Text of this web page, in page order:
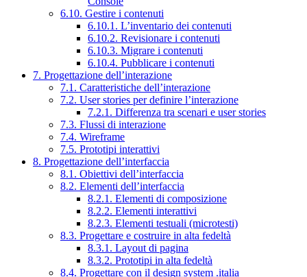
6.10. Gestire i contenuti
6.10.1. L’inventario dei contenuti
6.10.2. Revisionare i contenuti
6.10.3. Migrare i contenuti
6.10.4. Pubblicare i contenuti
7. Progettazione dell’interazione
7.1. Caratteristiche dell’interazione
7.2. User stories per definire l’interazione
7.2.1. Differenza tra scenari e user stories
7.3. Flussi di interazione
7.4. Wireframe
7.5. Prototipi interattivi
8. Progettazione dell’interfaccia
8.1. Obiettivi dell’interfaccia
8.2. Elementi dell’interfaccia
8.2.1. Elementi di composizione
8.2.2. Elementi interattivi
8.2.3. Elementi testuali (microtesti)
8.3. Progettare e costruire in alta fedeltà
8.3.1. Layout di pagina
8.3.2. Prototipi in alta fedeltà
8.4. Progettare con il design system .italia